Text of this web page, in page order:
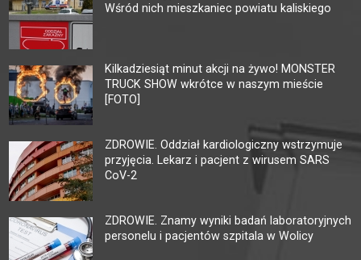
Wśród nich mieszkaniec powiatu kaliskiego
Kilkadziesiąt minut akcji na żywo! MONSTER
TRUCK SHOW wkrótce w naszym mieście
[FOTO]
ZDROWIE. Oddział kardiologiczny wstrzymuje
przyjęcia. Lekarz i pacjent z wirusem SARS
CoV-2
ZDROWIE. Znamy wyniki badań laboratoryjnych
personelu i pacjentów szpitala w Wolicy